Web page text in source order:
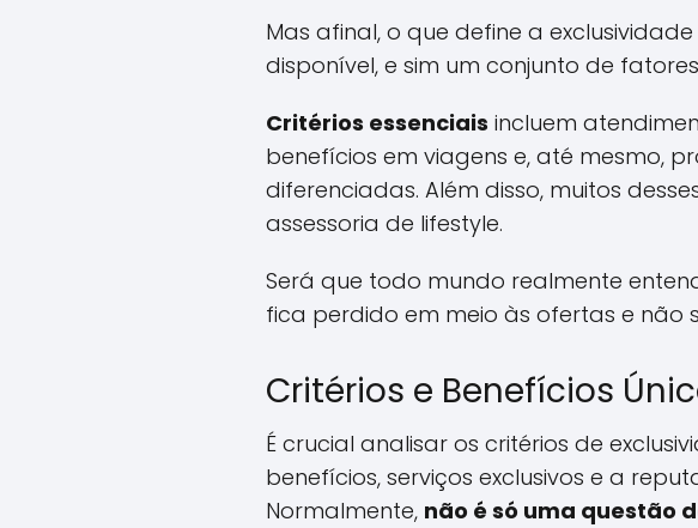
Mas afinal, o que define a
disponível, e sim um conjunto de
Critérios essenciais incluem
benefícios em viagens e, até mesmo,
diferenciadas. Além disso, muitos
assessoria de lifestyle.
Será que todo mundo realmente
fica perdido em meio às ofertas e não
Critérios e Benefícios
É crucial analisar os critérios de
benefícios, serviços exclusivos e a
Normalmente, não é só uma questão